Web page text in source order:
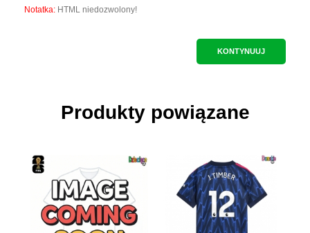
Notatka: HTML niedozwolony!
KONTYNUUJ
Produkty powiązane